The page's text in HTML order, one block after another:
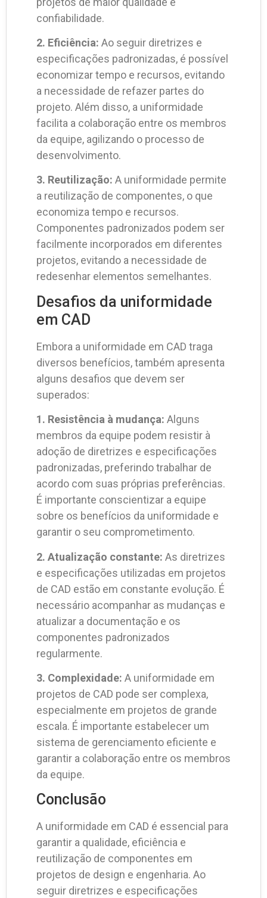
confiabilidade.
2. Eficiência: Ao seguir diretrizes e
especificações padronizadas, é possível
economizar tempo e recursos, evitando
a necessidade de refazer partes do
projeto. Além disso, a uniformidade
facilita a colaboração entre os membros
da equipe, agilizando o processo de
desenvolvimento.
3. Reutilização: A uniformidade permite
a reutilização de componentes, o que
economiza tempo e recursos.
Componentes padronizados podem ser
facilmente incorporados em diferentes
projetos, evitando a necessidade de
redesenhar elementos semelhantes.
Desafios da uniformidade
em CAD
Embora a uniformidade em CAD traga
diversos benefícios, também apresenta
alguns desafios que devem ser
superados:
1. Resistência à mudança: Alguns
membros da equipe podem resistir à
adoção de diretrizes e especificações
padronizadas, preferindo trabalhar de
acordo com suas próprias preferências.
É importante conscientizar a equipe
sobre os benefícios da uniformidade e
garantir o seu comprometimento.
2. Atualização constante: As diretrizes
e especificações utilizadas em projetos
de CAD estão em constante evolução. É
necessário acompanhar as mudanças e
atualizar a documentação e os
componentes padronizados
regularmente.
3. Complexidade: A uniformidade em
projetos de CAD pode ser complexa,
especialmente em projetos de grande
escala. É importante estabelecer um
sistema de gerenciamento eficiente e
garantir a colaboração entre os membros
da equipe.
Conclusão
A uniformidade em CAD é essencial para
garantir a qualidade, eficiência e
reutilização de componentes em
projetos de design e engenharia. Ao
seguir diretrizes e especificações